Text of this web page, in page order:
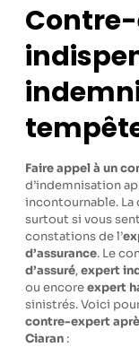
Contre-
Faire appel à un
d’indemnisation
incontournable.
surtout si vous
constations de l’
d’assurance. Le
d’assuré,expert
ou encoreexpert
sinistrés. Voici
contre-expert
Ciaran :